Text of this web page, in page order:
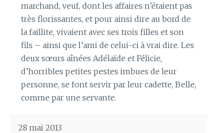
marchand, veuf, dont les affaires n’étaient pas
très florissantes, et pour ainsi dire au bord de
la faillite, vivaient avec ses trois filles et son
fils – ainsi que l’ami de celui-ci à vrai dire. Les
deux sœurs aînées Adélaïde et Félicie,
d’horribles petites pestes imbues de leur
personne, se font servir par leur cadette, Belle,
comme par une servante.
28 mai 2013